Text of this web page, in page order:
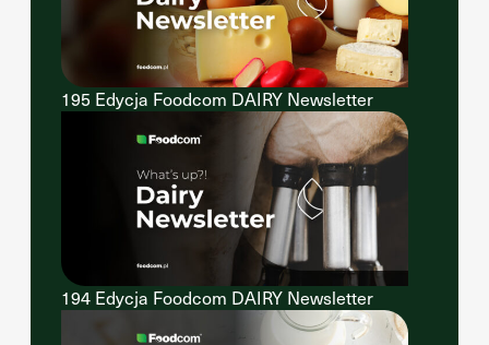
195 Edycja Foodcom DAIRY Newsletter
194 Edycja Foodcom DAIRY Newsletter